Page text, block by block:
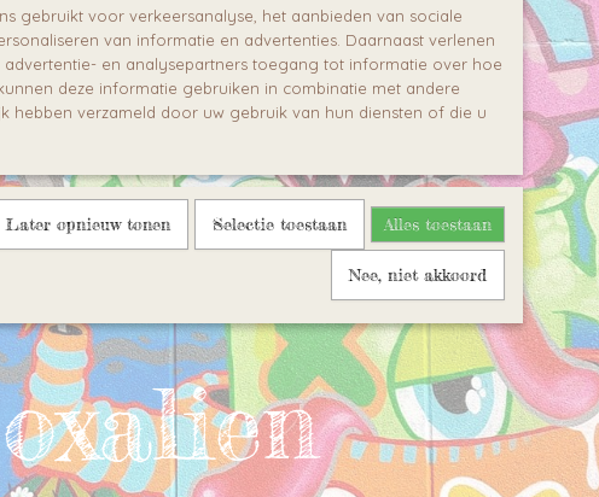
oxalien
Of Rotterdam
gebruikt voor verkeersanalyse, het aanbieden van sociale
van informatie en advertenties. Daarnaast verlenen
advertentie- en analysepartners toegang tot informatie over hoe
deze informatie gebruiken in combinatie met andere
hebben verzameld door uw gebruik van hun diensten of die u
Later opnieuw tonen Selectie toestaan Alles toestaan
Nee, niet akkoord